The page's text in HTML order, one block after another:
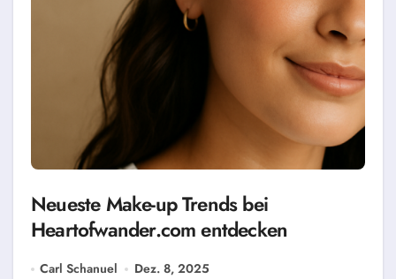
Neueste Make-up Trends bei
Heartofwander.com entdecken
Carl Schanuel Dez. 8, 2025